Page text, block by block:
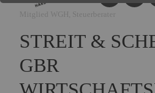
Mitglied WGH, Steuerberater
STREIT &
GBR
Name:
Cookie Hinweis
Zweck:
Speichert die Cookie-
Cookies:
allowCookie
Laufzeit:
3 Monate
Name:
Zweck:
Speichert die aktuelle